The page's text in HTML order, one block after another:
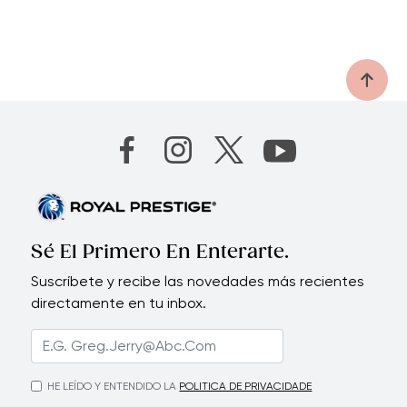
Sé El Primero En Enterarte.
Suscríbete y recibe las novedades más recientes
directamente en tu inbox.
HE LEÍDO Y ENTENDIDO LA POLITICA DE PRIVACIDADE